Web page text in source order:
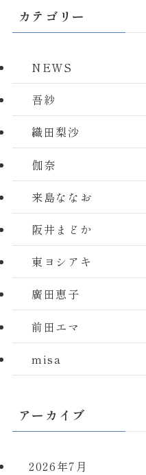
カテゴリー
NEWS
吾紗
織田梨沙
伽奈
来島ななお
阪井まどか
東ヨシアキ
廣田恵子
前田エマ
misa
アーカイブ
2026年7月